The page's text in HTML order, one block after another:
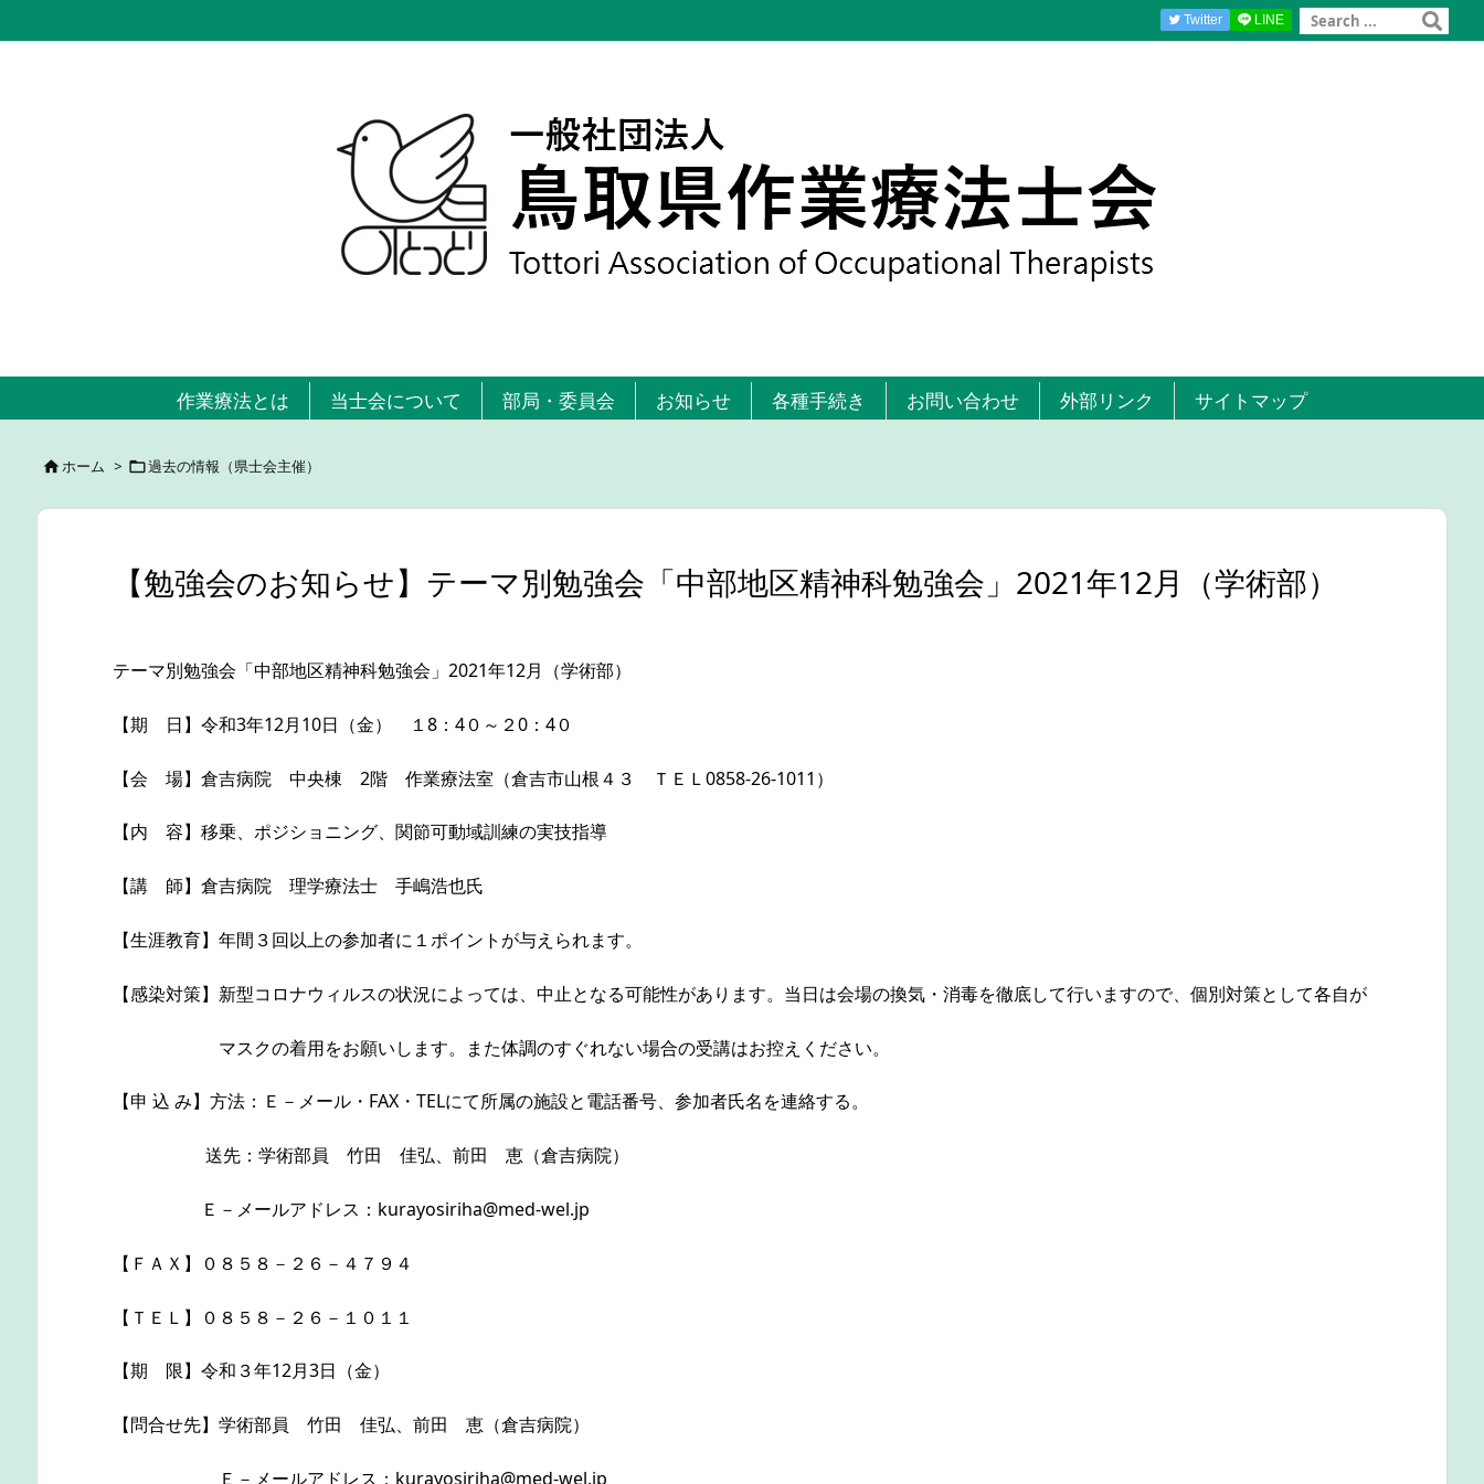
作業療法とは 当士会について 部局・委員会 お知らせ 各種手続き お問い合わせ 外部リンク サイトマップ
Twitter LINE
ホーム > 過去の情報（県士会主催）
【勉強会のお知らせ】テーマ別勉強会「中部地区精神科勉強会」2021年12月（学術部）
テーマ別勉強会「中部地区精神科勉強会」2021年12月（学術部）
【期 日】令和3年12月10日（金） １8：4０～２0：4０
【会 場】倉吉病院 中央棟 2階 作業療法室（倉吉市山根４３ ＴＥＬ0858-26-1011）
【内 容】移乗、ポジショニング、関節可動域訓練の実技指導
【講 師】倉吉病院 理学療法士 手嶋浩也氏
【生涯教育】年間３回以上の参加者に１ポイントが与えられます。
【感染対策】新型コロナウィルスの状況によっては、中止となる可能性があります。当日は会場の換気・消毒を徹底して行いますので、個別対策として各自が
マスクの着用をお願いします。また体調のすぐれない場合の受講はお控えください。
【申 込 み】方法：Ｅ－メール・FAX・TELにて所属の施設と電話番号、参加者氏名を連絡する。
送先：学術部員 竹田 佳弘、前田 恵（倉吉病院）
Ｅ－メールアドレス：kurayosiriha@med-wel.jp
【ＦＡＸ】０８５８－２６－４７９４
【ＴＥＬ】０８５８－２６－１０１１
【期 限】令和３年12月3日（金）
【問合せ先】学術部員 竹田 佳弘、前田 恵（倉吉病院）
Ｅ－メールアドレス：kurayosiriha@med-wel.jp